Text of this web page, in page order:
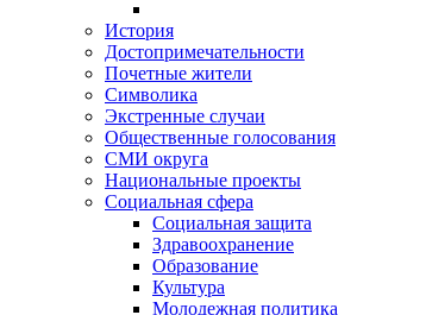
История
Достопримечательности
Почетные жители
Символика
Экстренные случаи
Общественные голосования
СМИ округа
Национальные проекты
Социальная сфера
Социальная защита
Здравоохранение
Образование
Культура
Молодежная политика